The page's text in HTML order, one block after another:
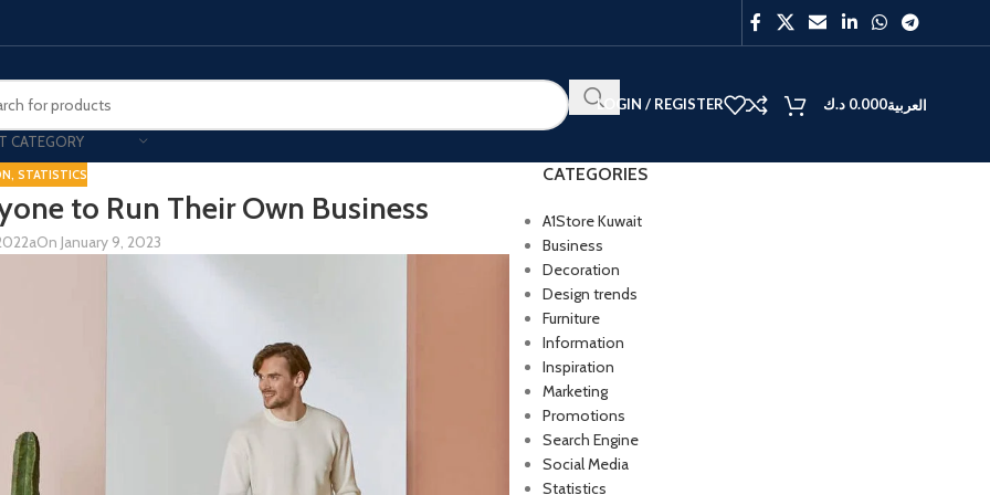
Smart Phones
Series
Honor 200 - Lite - Pro
Honor X9B - X9C
Other Mobile
CATEGORY
LOGIN / REGISTER 0.000 د.ك العربية
, STATISTICS
to Run Their Own Business
On January 9, 2023
CATEGORIES
A1Store Kuwait
Business
Decoration
Design trends
Furniture
Information
Inspiration
Marketing
Promotions
Search Engine
Social Media
Statistics